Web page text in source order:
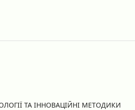
ТА ІННОВАЦІЙНІ МЕТОДИКИ